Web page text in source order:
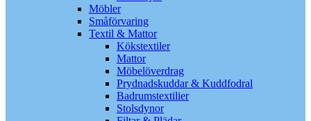
Möbler
Småförvaring
Textil & Mattor
Kökstextiler
Mattor
Möbelöverdrag
Prydnadskuddar & Kuddfodral
Badrumstextilier
Stolsdynor